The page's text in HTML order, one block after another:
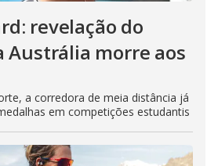
revelação do
Austrália morre aos
a corredora de meia distância já
em competições estudantis